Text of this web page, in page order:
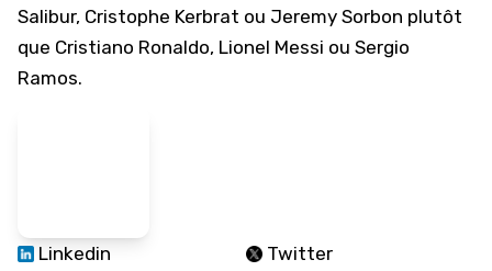
Salibur, Cristophe Kerbrat ou Jeremy Sorbon plutôt
que Cristiano Ronaldo, Lionel Messi ou Sergio
Ramos.
Linkedin Twitter